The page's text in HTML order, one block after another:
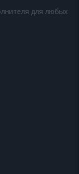
для любых